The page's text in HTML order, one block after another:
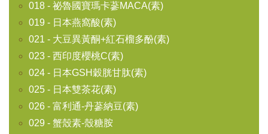
018 - 祕魯國寶瑪卡蔘MACA(素)
019 - 日本燕窩酸(素)
021 - 大豆異黃酮+紅石榴多酚(素)
023 - 西印度櫻桃C(素)
024 - 日本GSH穀胱甘肽(素)
025 - 日本雙茶花(素)
026 - 富利通-丹蔘納豆(素)
029 - 蟹殼素-殼糖胺